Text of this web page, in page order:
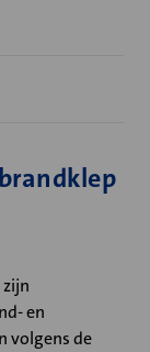
en
volgens de